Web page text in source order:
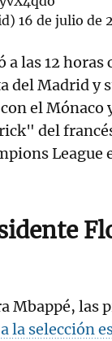
16 de julio de
las 12 horas
del Madrid y
el Mónaco
del
League
Mbappé, las
la selección